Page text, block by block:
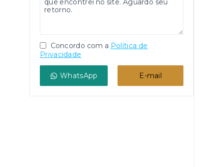
Concordo com a Política de
Privacidade
WhatsApp E-mail